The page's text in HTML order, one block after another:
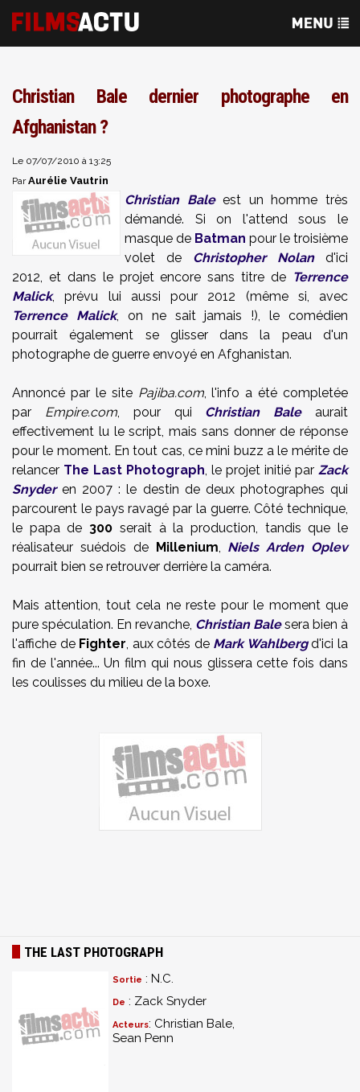
Christian Bale dernier photographe en
Afghanistan ?
Le 07/07/2010 à 13:25
ParAurélie Vautrin
Christian Baleest un homme très
démandé. Si on l'attend sous le
masque de Batman pour le troisième
volet de Christopher Noland'ici
2012, et dans le projet encore sans titre de Terrence
Malick, prévu lui aussi pour 2012 (même si, avec
Terrence Malick, on ne sait jamais !), le comédien
pourrait également se glisser dans la peau d'un
photographe de guerre envoyé en Afghanistan.
Annoncé par le site Pajiba.com, l'info a été completée
par Empire.com, pour qui Christian Baleaurait
effectivement lu le script, mais sans donner de réponse
pour le moment. En tout cas, ce mini buzz a le mérite de
relancer The Last Photograph, le projet initié par Zack
Snyderen 2007 : le destin de deux photographes qui
parcourent le pays ravagé par la guerre. Côté technique,
le papa de 300 serait à la production, tandis que le
réalisateur suédois de Millenium, Niels Arden Oplev
pourrait bien se retrouver derrière la caméra.
Mais attention, tout cela ne reste pour le moment que
pure spéculation. En revanche, Christian Balesera bien à
l'affiche de Fighter, aux côtés de Mark Wahlbergd'ici la
fin de l'année... Un film qui nous glissera cette fois dans
les coulisses du milieu de la boxe.
THE LAST PHOTOGRAPH
Sortie : N.C.
De : Zack Snyder
Acteurs: Christian Bale,
Sean Penn